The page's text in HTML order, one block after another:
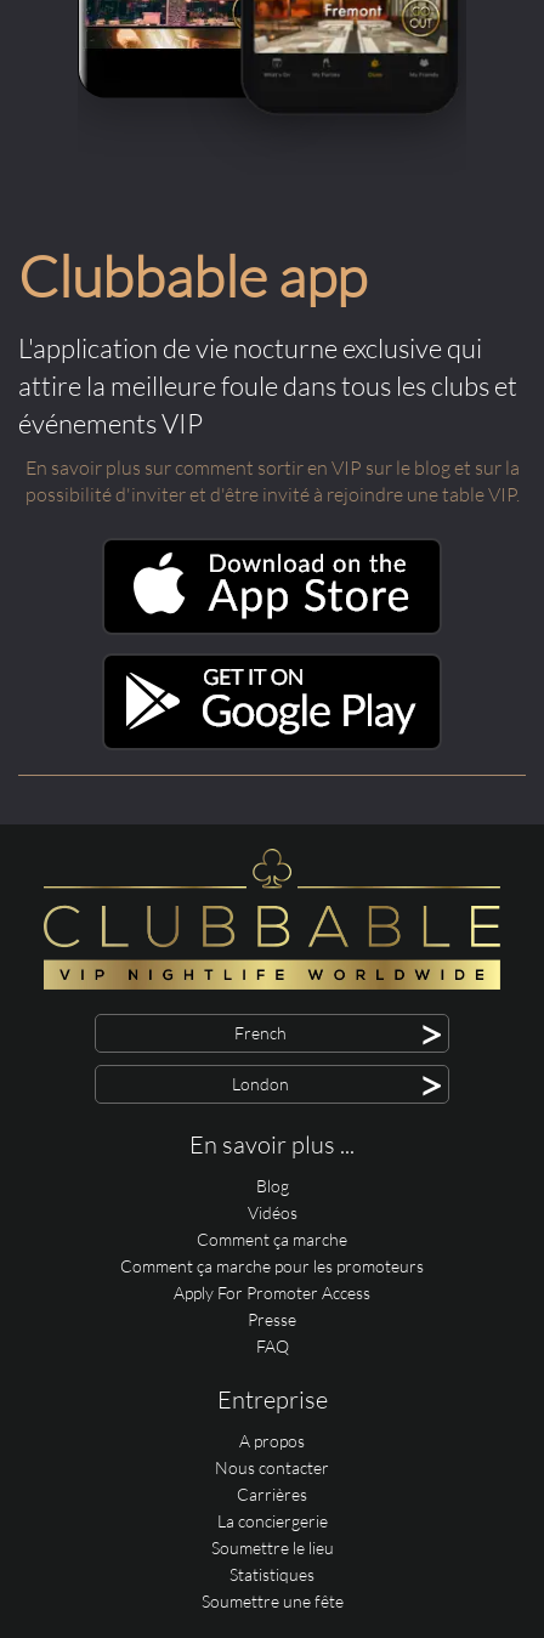
Clubbable app
L'application de vie nocturne exclusive qui
attire la meilleure foule dans tous les clubs et
événements VIP
En savoir plus sur comment sortir en VIP sur le blog et sur la
possibilité d'inviter et d'être invité à rejoindre une table VIP.
French >
London >
En savoir plus ...
Blog
Vidéos
Comment ça marche
Comment ça marche pour les promoteurs
Apply For Promoter Access
Presse
FAQ
Entreprise
A propos
Nous contacter
Carrières
La conciergerie
Soumettre le lieu
Statistiques
Soumettre une fête